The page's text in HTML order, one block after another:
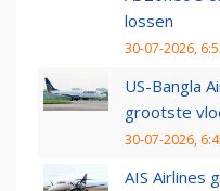
lossen
30-07-2026,
US-Bangla
grootste
30-07-2026,
AIS Airlines